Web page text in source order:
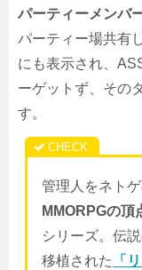
パーティーメンバ
パーティー場共有
にも表示され、
ーゲットず、その
す。
管理人をネト
MMORPGの頂
シリーズ。伝
移植された
「